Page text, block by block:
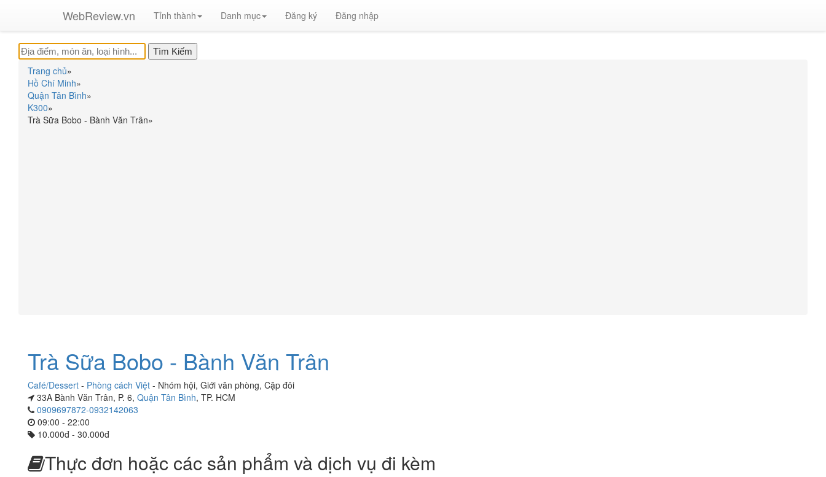
WebReview.vn Tỉnh thành Danh mục Đăng ký Đăng nhập
Trang chủ»
Hồ Chí Minh»
Quận Tân Bình»
K300»
Trà Sữa Bobo - Bành Văn Trân»
Trà Sữa Bobo - Bành Văn Trân
Café/Dessert - Phòng cách Việt - Nhóm hội, Giới văn phòng, Cặp đôi
33A Bành Văn Trân, P. 6, Quận Tân Bình, TP. HCM
0909697872-0932142063
09:00 - 22:00
10.000đ - 30.000đ
Thực đơn hoặc các sản phẩm và dịch vụ đi kèm